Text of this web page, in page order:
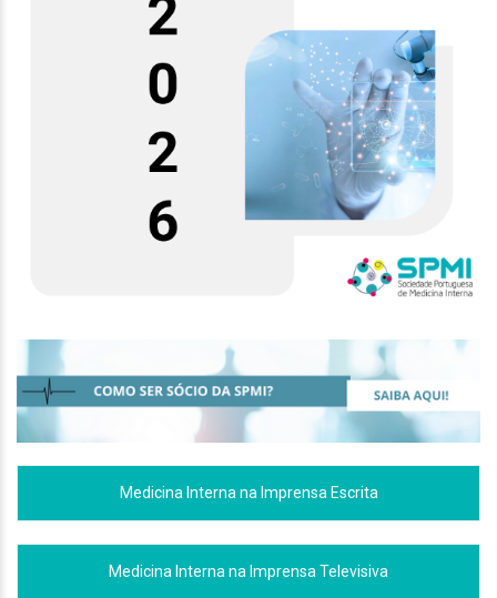
Medicina Interna na Imprensa Escrita
Medicina Interna na Imprensa Televisiva